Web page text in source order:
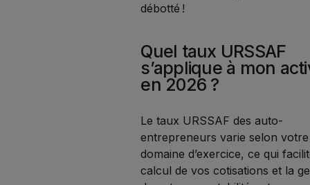
débotté !
Quel taux URSSAF
s’applique à mon
en 2026 ?
Le taux URSSAF des auto-
entrepreneurs varie selon votre
domaine d’exercice, ce qui
calcul de vos cotisations et la